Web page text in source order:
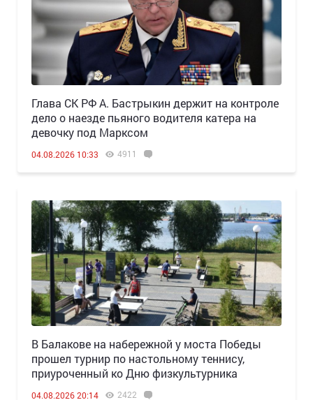
Глава СК РФ А. Бастрыкин держит на контроле
дело о наезде пьяного водителя катера на
девочку под Марксом
04.08.2026 10:33 4911
В Балакове на набережной у моста Победы
прошел турнир по настольному теннису,
приуроченный ко Дню физкультурника
04.08.2026 20:14 2422